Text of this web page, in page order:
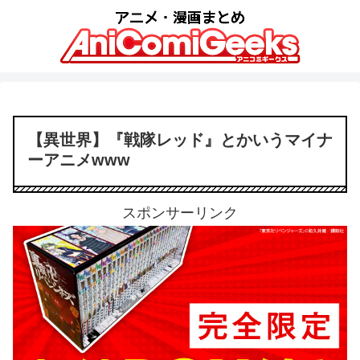
【異世界】『戦隊レッド』とかいうマイナ
ーアニメwww
スポンサーリンク